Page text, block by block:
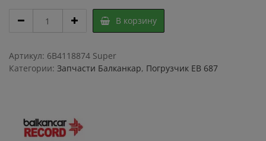
45х55х22
INA
IR
ЕВ
В корзину
Артикул: 6B4118874 Super
Категории: Запчасти Балканкар, Погрузчик ЕВ 687